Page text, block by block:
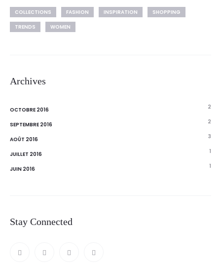
COLLECTIONS FASHION INSPIRATION
SHOPPING
TRENDS
WOMEN
Archives
OCTOBRE 2016 2
SEPTEMBRE 2016 2
AOÛT 2016 3
JUILLET 2016 1
JUIN 2016 1
Stay Connected